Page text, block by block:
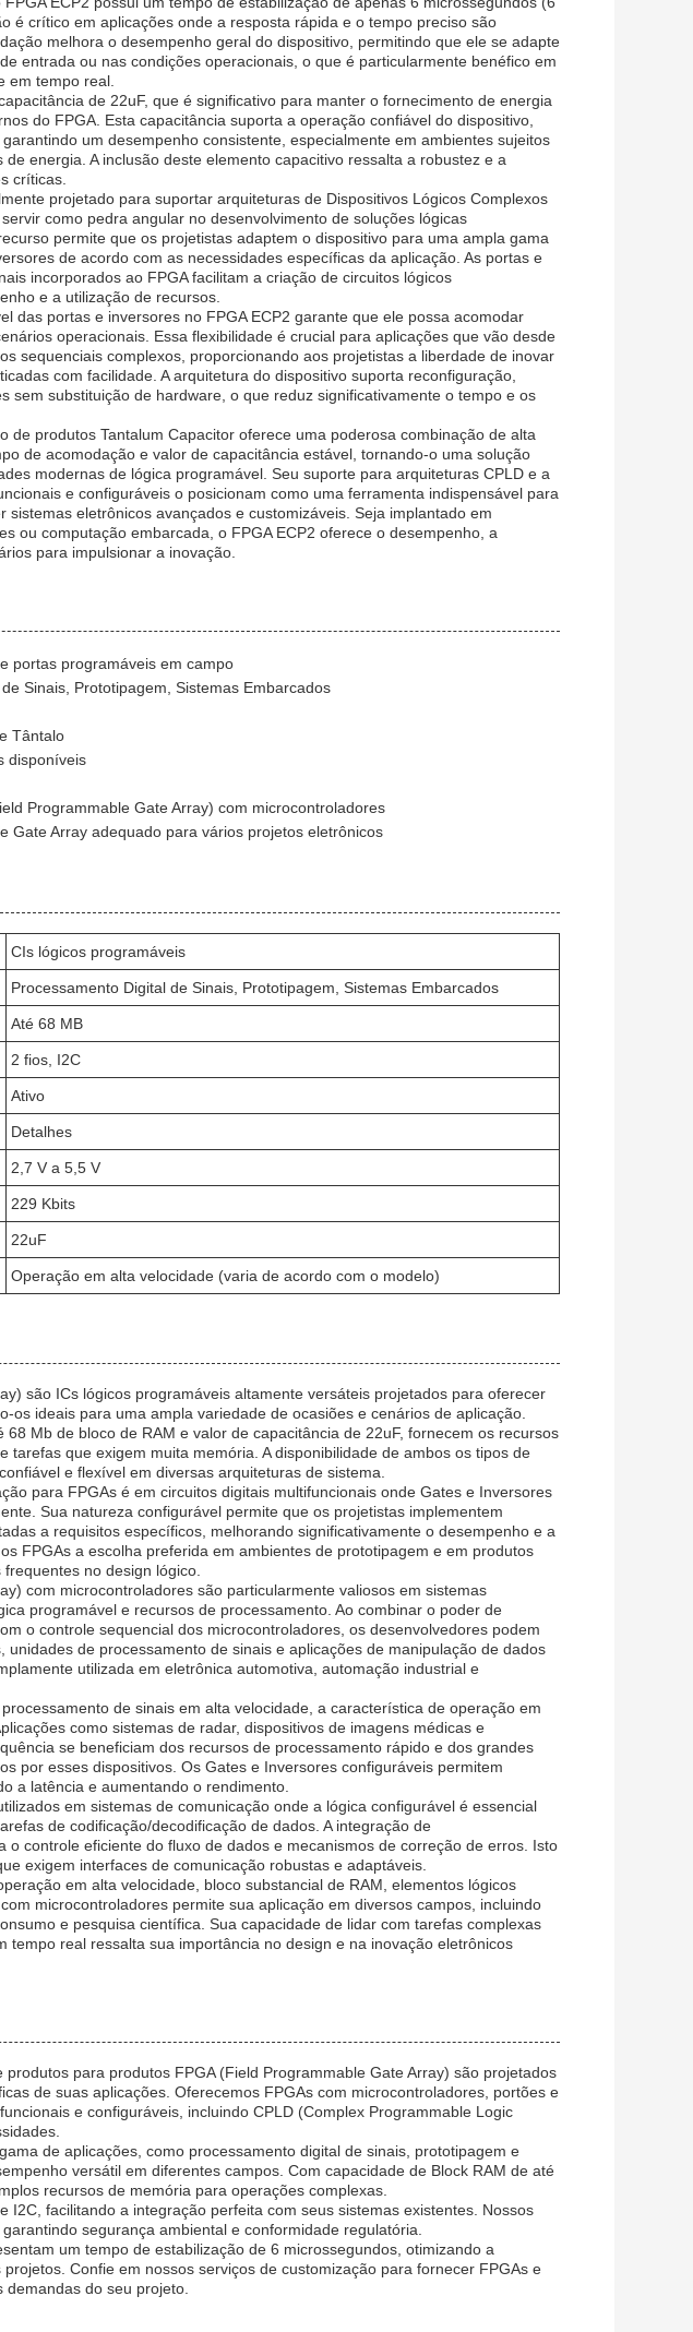
é crítico em aplicações onde a resposta rápida e o tempo preciso são
melhora o desempenho geral do dispositivo, permitindo que ele se adapte
entrada ou nas condições operacionais, o que é particularmente benéfico em
em tempo real.
de 22uF, que é significativo para manter o fornecimento de energia
do FPGA. Esta capacitância suporta a operação confiável do dispositivo,
um desempenho consistente, especialmente em ambientes sujeitos
energia. A inclusão deste elemento capacitivo ressalta a robustez e a
críticas.
projetado para suportar arquiteturas de Dispositivos Lógicos Complexos
como pedra angular no desenvolvimento de soluções lógicas
permite que os projetistas adaptem o dispositivo para uma ampla gama
de acordo com as necessidades específicas da aplicação. As portas e
incorporados ao FPGA facilitam a criação de circuitos lógicos
e a utilização de recursos.
das portas e inversores no FPGA ECP2 garante que ele possa acomodar
operacionais. Essa flexibilidade é crucial para aplicações que vão desde
sequenciais complexos, proporcionando aos projetistas a liberdade de inovar
com facilidade. A arquitetura do dispositivo suporta reconfiguração,
sem substituição de hardware, o que reduz significativamente o tempo e os
de produtos Tantalum Capacitor oferece uma poderosa combinação de alta
de acomodação e valor de capacitância estável, tornando-o uma solução
modernas de lógica programável. Seu suporte para arquiteturas CPLD e a
e configuráveis ​​o posicionam como uma ferramenta indispensável para
sistemas eletrônicos avançados e customizáveis. Seja implantado em
ou computação embarcada, o FPGA ECP2 oferece o desempenho, a
para impulsionar a inovação.
portas programáveis ​​em campo
Sinais, Prototipagem, Sistemas Embarcados
Tântalo
disponíveis
Programmable Gate Array) com microcontroladores
Gate Array adequado para vários projetos eletrônicos
CIs lógicos programáveis
Processamento Digital de Sinais, Prototipagem, Sistemas Embarcados
Até 68 MB
2 fios, I2C
Ativo
Detalhes
2,7 V a 5,5 V
229 Kbits
22uF
Operação em alta velocidade (varia de acordo com o modelo)
são ICs lógicos programáveis ​​altamente versáteis projetados para oferecer
os ideais para uma ampla variedade de ocasiões e cenários de aplicação.
68 Mb de bloco de RAM e valor de capacitância de 22uF, fornecem os recursos
tarefas que exigem muita memória. A disponibilidade de ambos os tipos de
e flexível em diversas arquiteturas de sistema.
para FPGAs é em circuitos digitais multifuncionais onde Gates e Inversores
Sua natureza configurável permite que os projetistas implementem
a requisitos específicos, melhorando significativamente o desempenho e a
FPGAs a escolha preferida em ambientes de prototipagem e em produtos
no design lógico.
com microcontroladores são particularmente valiosos em sistemas
programável e recursos de processamento. Ao combinar o poder de
o controle sequencial dos microcontroladores, os desenvolvedores podem
unidades de processamento de sinais e aplicações de manipulação de dados
utilizada em eletrônica automotiva, automação industrial e
de sinais em alta velocidade, a característica de operação em
como sistemas de radar, dispositivos de imagens médicas e
se beneficiam dos recursos de processamento rápido e dos grandes
por esses dispositivos. Os Gates e Inversores configuráveis ​​permitem
a latência e aumentando o rendimento.
em sistemas de comunicação onde a lógica configurável é essencial
de codificação/decodificação de dados. A integração de
o controle eficiente do fluxo de dados e mecanismos de correção de erros. Isto
exigem interfaces de comunicação robustas e adaptáveis.
em alta velocidade, bloco substancial de RAM, elementos lógicos
microcontroladores permite sua aplicação em diversos campos, incluindo
e pesquisa científica. Sua capacidade de lidar com tarefas complexas
tempo real ressalta sua importância no design e na inovação eletrônicos
para produtos FPGA (Field Programmable Gate Array) são projetados
de suas aplicações. Oferecemos FPGAs com microcontroladores, portões e
e configuráveis, incluindo CPLD (Complex Programmable Logic
de aplicações, como processamento digital de sinais, prototipagem e
versátil em diferentes campos. Com capacidade de Block RAM de até
recursos de memória para operações complexas.
I2C, facilitando a integração perfeita com seus sistemas existentes. Nossos
segurança ambiental e conformidade regulatória.
um tempo de estabilização de 6 microssegundos, otimizando a
Confie em nossos serviços de customização para fornecer FPGAs e
do seu projeto.